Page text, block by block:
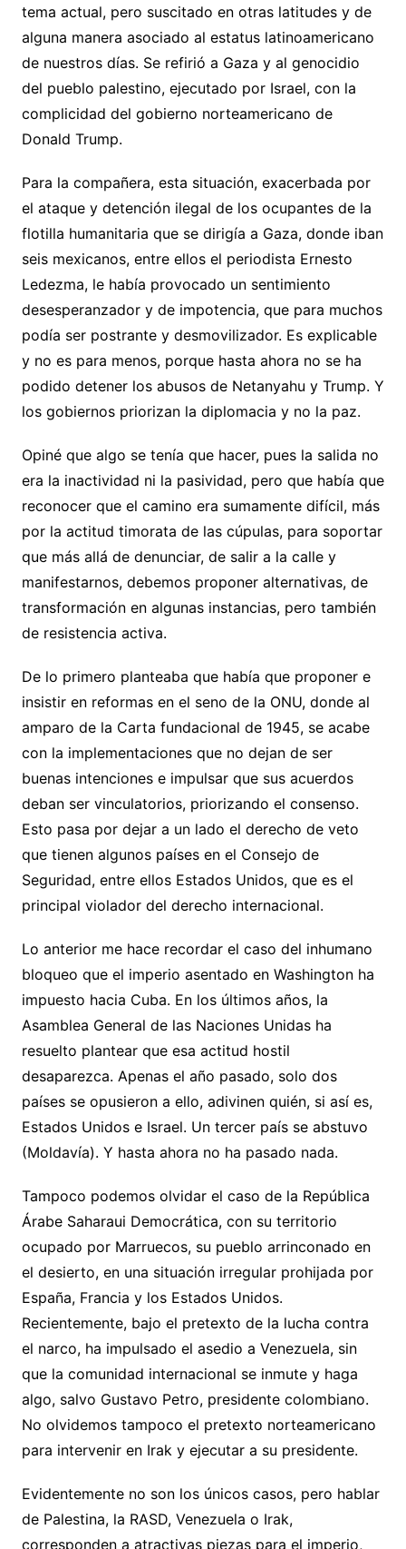
tema actual, pero suscitado en otras latitudes y de
alguna manera asociado al estatus latinoamericano
de nuestros días. Se refirió a Gaza y al genocidio
del pueblo palestino, ejecutado por Israel, con la
complicidad del gobierno norteamericano de
Donald Trump.
Para la compañera, esta situación, exacerbada por
el ataque y detención ilegal de los ocupantes de la
flotilla humanitaria que se dirigía a Gaza, donde iban
seis mexicanos, entre ellos el periodista Ernesto
Ledezma, le había provocado un sentimiento
desesperanzador y de impotencia, que para muchos
podía ser postrante y desmovilizador. Es explicable
y no es para menos, porque hasta ahora no se ha
podido detener los abusos de Netanyahu y Trump. Y
los gobiernos priorizan la diplomacia y no la paz.
Opiné que algo se tenía que hacer, pues la salida no
era la inactividad ni la pasividad, pero que había que
reconocer que el camino era sumamente difícil, más
por la actitud timorata de las cúpulas, para soportar
que más allá de denunciar, de salir a la calle y
manifestarnos, debemos proponer alternativas, de
transformación en algunas instancias, pero también
de resistencia activa.
De lo primero planteaba que había que proponer e
insistir en reformas en el seno de la ONU, donde al
amparo de la Carta fundacional de 1945, se acabe
con la implementaciones que no dejan de ser
buenas intenciones e impulsar que sus acuerdos
deban ser vinculatorios, priorizando el consenso.
Esto pasa por dejar a un lado el derecho de veto
que tienen algunos países en el Consejo de
Seguridad, entre ellos Estados Unidos, que es el
principal violador del derecho internacional.
Lo anterior me hace recordar el caso del inhumano
bloqueo que el imperio asentado en Washington ha
impuesto hacia Cuba. En los últimos años, la
Asamblea General de las Naciones Unidas ha
resuelto plantear que esa actitud hostil
desaparezca. Apenas el año pasado, solo dos
países se opusieron a ello, adivinen quién, si así es,
Estados Unidos e Israel. Un tercer país se abstuvo
(Moldavía). Y hasta ahora no ha pasado nada.
Tampoco podemos olvidar el caso de la República
Árabe Saharaui Democrática, con su territorio
ocupado por Marruecos, su pueblo arrinconado en
el desierto, en una situación irregular prohijada por
España, Francia y los Estados Unidos.
Recientemente, bajo el pretexto de la lucha contra
el narco, ha impulsado el asedio a Venezuela, sin
que la comunidad internacional se inmute y haga
algo, salvo Gustavo Petro, presidente colombiano.
No olvidemos tampoco el pretexto norteamericano
para intervenir en Irak y ejecutar a su presidente.
Evidentemente no son los únicos casos, pero hablar
de Palestina, la RASD, Venezuela o Irak,
corresponden a atractivas piezas para el imperio,